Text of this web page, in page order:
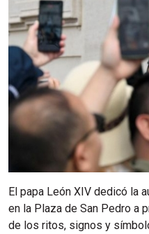
El papa León XIV dedicó la
en la Plaza de San Pedro a
de los ritos, signos y